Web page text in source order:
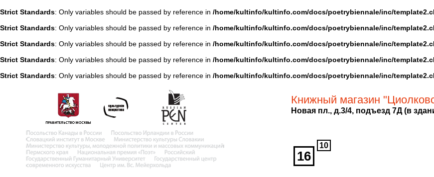
Strict Standards: Only variables should be passed by reference in /home/kultinfo/kultinfo.com/docs/poetrybiennale/inc/
Strict Standards: Only variables should be passed by reference in /home/kultinfo/kultinfo.com/docs/poetrybiennale/inc/
Strict Standards: Only variables should be passed by reference in /home/kultinfo/kultinfo.com/docs/poetrybiennale/inc/
Strict Standards: Only variables should be passed by reference in /home/kultinfo/kultinfo.com/docs/poetrybiennale/inc/
Strict Standards: Only variables should be passed by reference in /home/kultinfo/kultinfo.com/docs/poetrybiennale/inc/
Книжный магазин
Новая пл., д.3/4, подъезд 7Д (в
16
10